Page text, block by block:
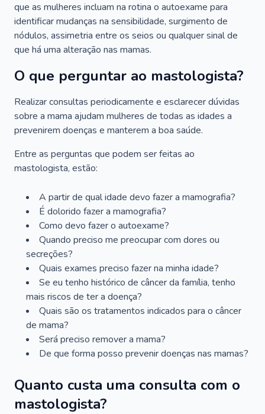
que as mulheres incluam na rotina o autoexame para
identificar mudanças na sensibilidade, surgimento de
nódulos, assimetria entre os seios ou qualquer sinal de
que há uma alteração nas mamas.
O que perguntar ao mastologista?
Realizar consultas periodicamente e esclarecer dúvidas
sobre a mama ajudam mulheres de todas as idades a
prevenirem doenças e manterem a boa saúde.
Entre as perguntas que podem ser feitas ao
mastologista, estão:
A partir de qual idade devo fazer a mamografia?
É dolorido fazer a mamografia?
Como devo fazer o autoexame?
Quando preciso me preocupar com dores ou
secreções?
Quais exames preciso fazer na minha idade?
Se eu tenho histórico de câncer da família, tenho
mais riscos de ter a doença?
Quais são os tratamentos indicados para o câncer
de mama?
Será preciso remover a mama?
De que forma posso prevenir doenças nas mamas?
Quanto custa uma consulta com o
mastologista?